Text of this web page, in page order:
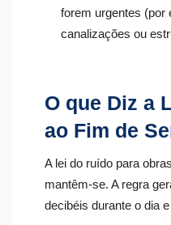
forem urgentes (por
canalizações ou
O que Diz a
ao Fim de
A lei do ruído para
mantêm-se. A regra
decibéis durante o dia